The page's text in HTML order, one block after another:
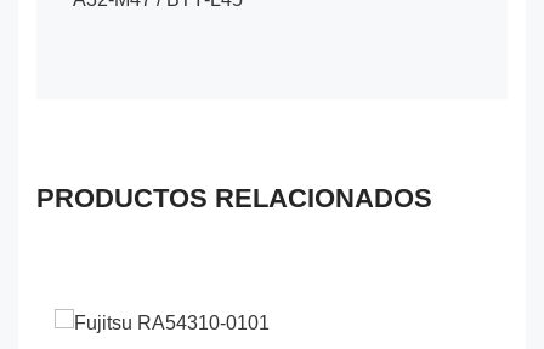
PRODUCTOS RELACIONADOS